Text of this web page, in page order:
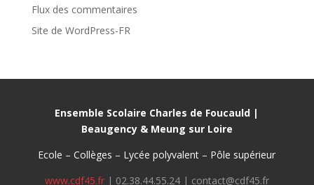
Flux des commentaires
Site de WordPress-FR
Ensemble Scolaire Charles de Foucauld |
Beaugency & Meung sur Loire
Ecole – Collèges – Lycée polyvalent – Pôle supérieur
www.cdf45.fr| 02.38.44.55.24 | contact@cdf45.fr